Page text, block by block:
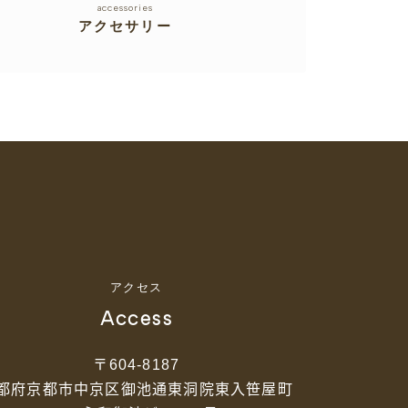
accessories
アクセサリー
アクセス
Access
〒604-8187
府京都市中京区御池通東洞院東入笹屋町